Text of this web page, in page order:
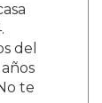
del
te